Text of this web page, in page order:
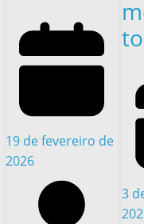
19 de fevereiro de
2026
3